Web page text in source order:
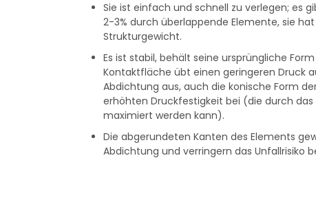
Sie ist einfach und schnell zu verlegen; es
2-3% durch überlappende Elemente, sie
Strukturgewicht.
Es ist stabil, behält seine ursprüngliche
Kontaktfläche übt einen geringeren Druck
Abdichtung aus, auch die konische Form
erhöhten Druckfestigkeit bei (die durch das
maximiert werden kann).
Die abgerundeten Kanten des Elements
Abdichtung und verringern das Unfallrisiko